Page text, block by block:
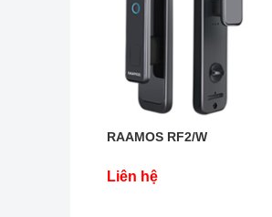
RAAMOS RF2/W
Liên hệ